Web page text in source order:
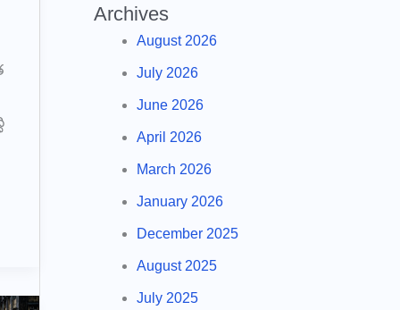
Archives
August 2026
July 2026
June 2026
April 2026
March 2026
January 2026
December 2025
August 2025
July 2025